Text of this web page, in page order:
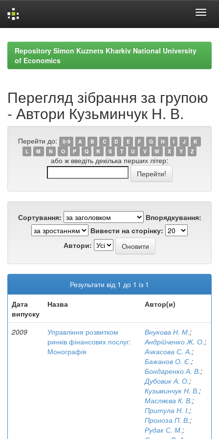
navigationRepository Simon Kuznets Kharkiv National University
of Economics
Перегляд зібрання за групою
- Автори Кузьминчук Н. В.
Перейти до: 0-9 A B C D E F G H I J
K
L
M N O P Q R S T U V W X Y Z
або ж введіть декілька перших літер:
Сортування:
Впорядкування:
Вивести на сторінку:
Автори:
Результати від 1 до 1 із 1
Дата
випуску
Назва Автор(и)
2009
Управління розвитком
ринків фінансових послуг:
Монографія
Внукова Н. М.;
Андрійченко Ж. О.;
Ачкасова С. А.;
Бажанов О. Є.;
Бондаренко А. В.;
Дубовик А. О.;
Кузьминчук Н. В.;
Масляєва К. В.;
Притула Н. І.;
Проноза П. В.;
Рудак С. М.;